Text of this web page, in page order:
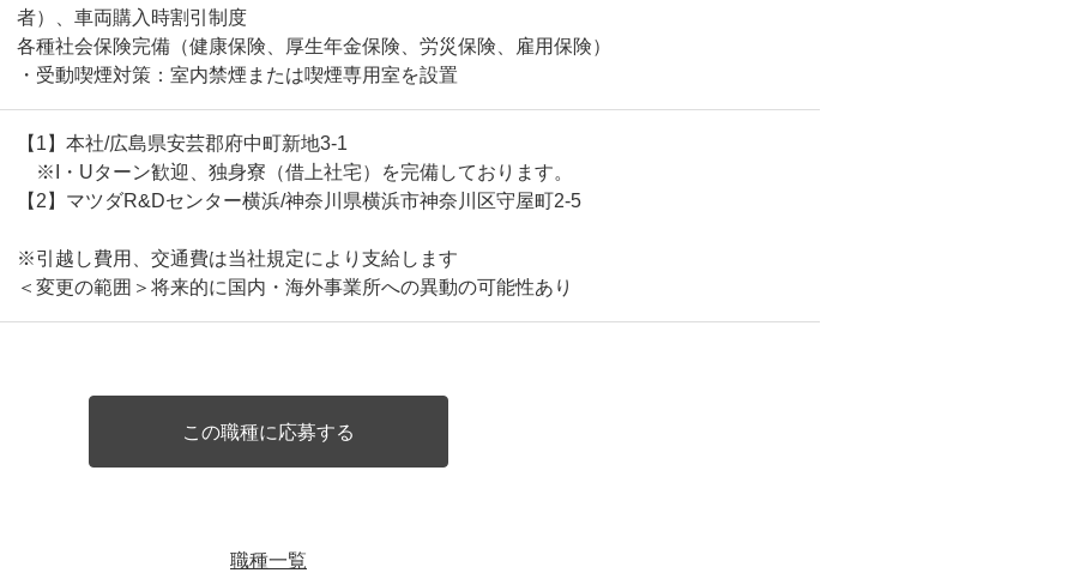
者）、車両購入時割引制度
各種社会保険完備（健康保険、厚生年金保険、労災保険、雇用保険）
・受動喫煙対策：室内禁煙または喫煙専用室を設置
【1】本社/広島県安芸郡府中町新地3-1
※I・Uターン歓迎、独身寮（借上社宅）を完備しております。
【2】マツダR&Dセンター横浜/神奈川県横浜市神奈川区守屋町2-5
※引越し費用、交通費は当社規定により支給します
＜変更の範囲＞将来的に国内・海外事業所への異動の可能性あり
職種一覧